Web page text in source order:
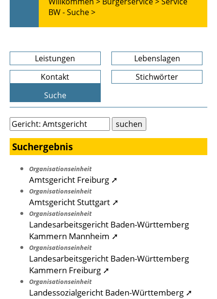
BW - Suche >
Leistungen
Lebenslagen
Kontakt
Stichwörter
Suche
Suchergebnis
Organisationseinheit
Amtsgericht Freiburg ➚
Organisationseinheit
Amtsgericht Stuttgart ➚
Organisationseinheit
Landesarbeitsgericht Baden-Württemberg
Kammern Mannheim ➚
Organisationseinheit
Landesarbeitsgericht Baden-Württemberg
Kammern Freiburg ➚
Organisationseinheit
Landessozialgericht Baden-Württemberg ➚